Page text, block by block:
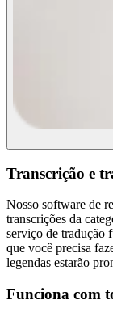
Transcrição e
Nosso software de
transcrições da
serviço de tradução
que você precisa
legendas estarão
Funciona com